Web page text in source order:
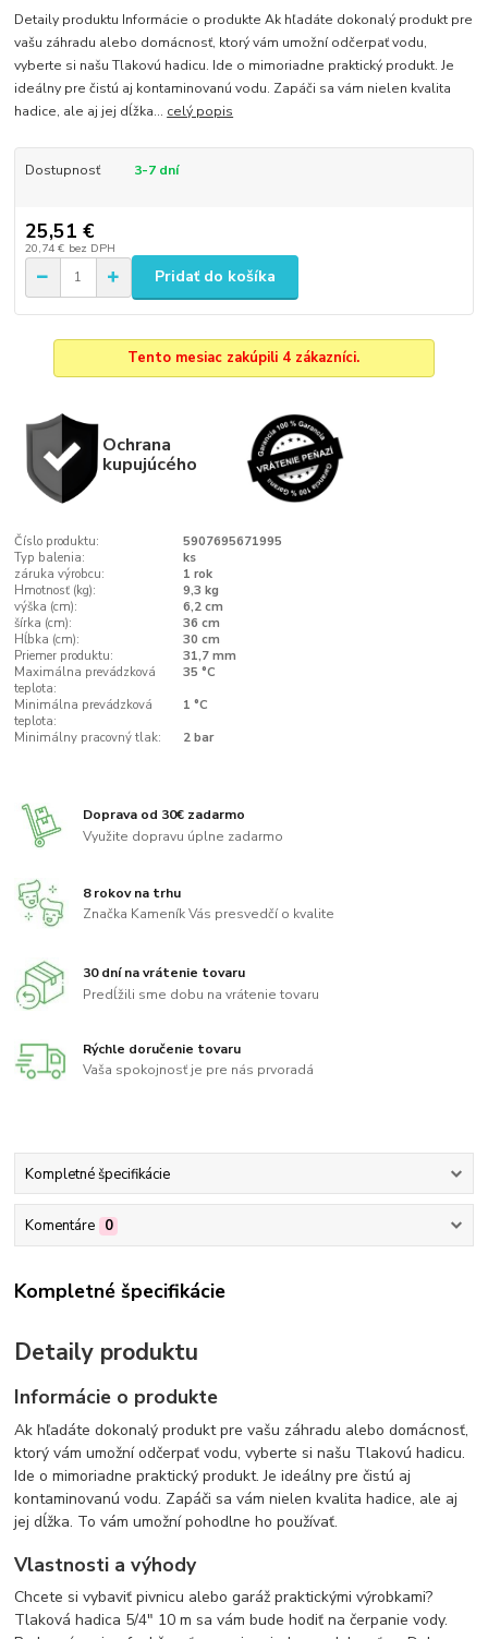
Detaily produktu Informácie o produkte Ak hľadáte dokonalý produkt pre
vašu záhradu alebo domácnosť, ktorý vám umožní odčerpať vodu,
vyberte si našu Tlakovú hadicu. Ide o mimoriadne praktický produkt. Je
ideálny pre čistú aj kontaminovanú vodu. Zapáči sa vám nielen kvalita
hadice, ale aj jej dĺžka... celý popis
Dostupnosť 3-7 dní
25,51 €
20,74 € bez DPH
Pridať do košíka
Tento mesiac zakúpili 4 zákazníci.
Ochrana
kupujúcého
Číslo produktu:
5907695671995
Typ balenia:
ks
záruka výrobcu:
1 rok
Hmotnosť (kg):
9,3 kg
výška (cm):
6,2 cm
šírka (cm):
36 cm
Hĺbka (cm):
30 cm
Priemer produktu:
31,7 mm
Maximálna prevádzková
teplota:
35 °C
Minimálna prevádzková
teplota:
1 °C
Minimálny pracovný tlak:
2 bar
Doprava od 30€ zadarmo
Využite dopravu úplne zadarmo
8 rokov na trhu
Značka Kameník Vás presvedčí o kvalite
30 dní na vrátenie tovaru
Predĺžili sme dobu na vrátenie tovaru
Rýchle doručenie tovaru
Vaša spokojnosť je pre nás prvoradá
Kompletné špecifikácie
Komentáre 0
Kompletné špecifikácie
Detaily produktu
Informácie o produkte
Ak hľadáte dokonalý produkt pre vašu záhradu alebo domácnosť,
ktorý vám umožní odčerpať vodu, vyberte si našu Tlakovú hadicu.
Ide o mimoriadne praktický produkt. Je ideálny pre čistú aj
kontaminovanú vodu. Zapáči sa vám nielen kvalita hadice, ale aj
jej dĺžka. To vám umožní pohodlne ho používať.
Vlastnosti a výhody
Chcete si vybaviť pivnicu alebo garáž praktickými výrobkami?
Tlaková hadica 5/4" 10 m sa vám bude hodiť na čerpanie vody.